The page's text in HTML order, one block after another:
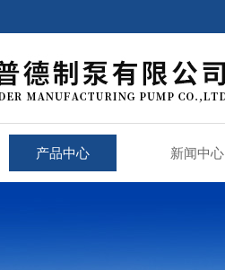
产品中心 新闻中心